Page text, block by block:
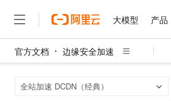
大模型 产品
官方文档 边缘安全加速
全站加速 DCDN（经典）
大模型
产品
解决方案
权益
定价
云市场
伙伴
服务
了解阿里云